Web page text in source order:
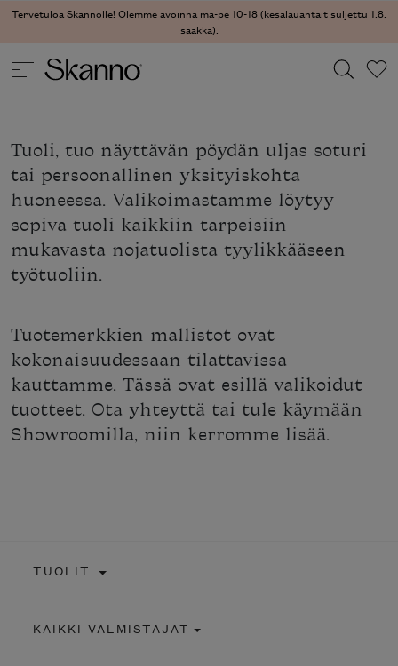
Tervetuloa Skannolle! Olemme avoinna ma-pe 10-18 (kesälauantait suljettu 1.8.
saakka).
Type 2 or more characters for results.
Tuoli, tuo näyttävän pöydän uljas soturi
tai persoonallinen yksityiskohta
huoneessa. Valikoimastamme löytyy
sopiva tuoli kaikkiin tarpeisiin
mukavasta nojatuolista tyylikkääseen
työtuoliin.
Tuotemerkkien mallistot ovat
kokonaisuudessaan tilattavissa
kauttamme. Tässä ovat esillä valikoidut
tuotteet. Ota yhteyttä tai tule käymään
Showroomilla, niin kerromme lisää.
TUOLIT
KAIKKI VALMISTAJAT